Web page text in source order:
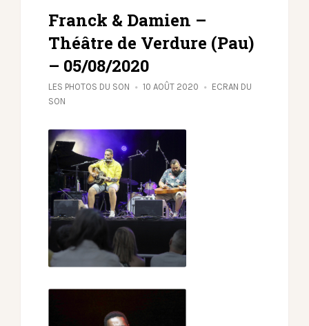
Franck & Damien –
Théâtre de Verdure (Pau)
– 05/08/2020
LES PHOTOS DU SON 10 AOÛT 2020
ECRAN DU
SON